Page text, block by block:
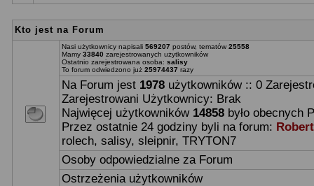
Kto jest na Forum
Nasi użytkownicy napisali 569207 postów, tematów 25558
Mamy 33840 zarejestrowanych użytkowników
Ostatnio zarejestrowana osoba: salisy
To forum odwiedzono już 25974437 razy
Na Forum jest 1978 użytkowników :: 0
Zarejestrowani Użytkownicy: Brak
Najwięcej użytkowników 14858 było obecnych
Przez ostatnie 24 godziny byli na forum:
rolech, salisy, sleipnir, TRYTON7
Osoby odpowiedzialne za Forum
Ostrzeżenia użytkowników